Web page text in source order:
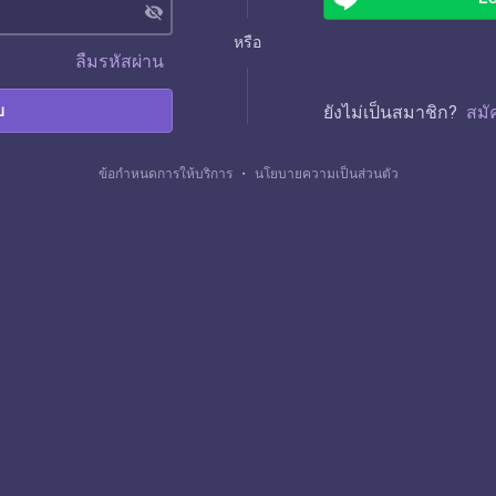
visibility_off
ลืมรหัสผ่าน
หรือ
ยังไม่เป็นสมาชิก? สมั
ข้อกำหนดการให้บริการ ・ นโยบายความเป็นส่วนตัว